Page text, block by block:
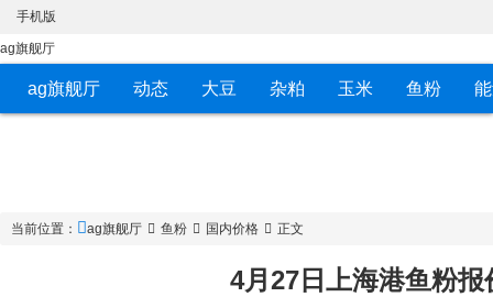
手机版
ag旗舰厅
ag旗舰厅 动态 大豆 杂粕 玉米 鱼粉
当前位置： ag旗舰厅 鱼粉 国内价格 正文
4月27日上海港鱼粉